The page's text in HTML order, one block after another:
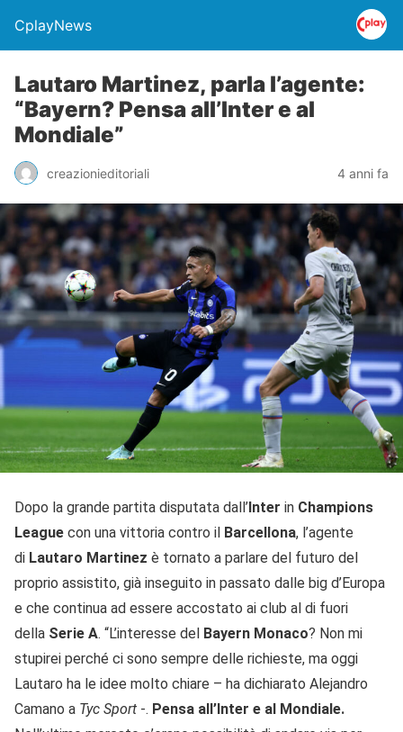
CplayNews
Lautaro Martinez, parla l’agente:
“Bayern? Pensa all’Inter e al
Mondiale”
creazionieditoriali 4 anni fa
Dopo la grande partita disputata dall’Inter in Champions
League con una vittoria contro il Barcellona, l’agente
di Lautaro Martinez è tornato a parlare del futuro del
proprio assistito, già inseguito in passato dalle big d’Europa
e che continua ad essere accostato ai club al di fuori
della Serie A. “L’interesse del Bayern Monaco? Non mi
stupirei perché ci sono sempre delle richieste, ma oggi
Lautaro ha le idee molto chiare – ha dichiarato Alejandro
Camano a Tyc Sport -. Pensa all’Inter e al Mondiale.